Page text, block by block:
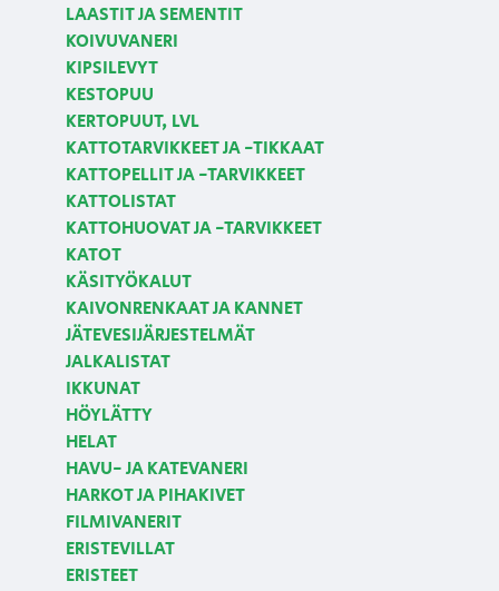
LAASTIT JA SEMENTIT
KOIVUVANERI
KIPSILEVYT
KESTOPUU
KERTOPUUT, LVL
KATTOTARVIKKEET JA -TIKKAAT
KATTOPELLIT JA -TARVIKKEET
KATTOLISTAT
KATTOHUOVAT JA -TARVIKKEET
KATOT
KÄSITYÖKALUT
KAIVONRENKAAT JA KANNET
JÄTEVESIJÄRJESTELMÄT
JALKALISTAT
IKKUNAT
HÖYLÄTTY
HELAT
HAVU- JA KATEVANERI
HARKOT JA PIHAKIVET
FILMIVANERIT
ERISTEVILLAT
ERISTEET